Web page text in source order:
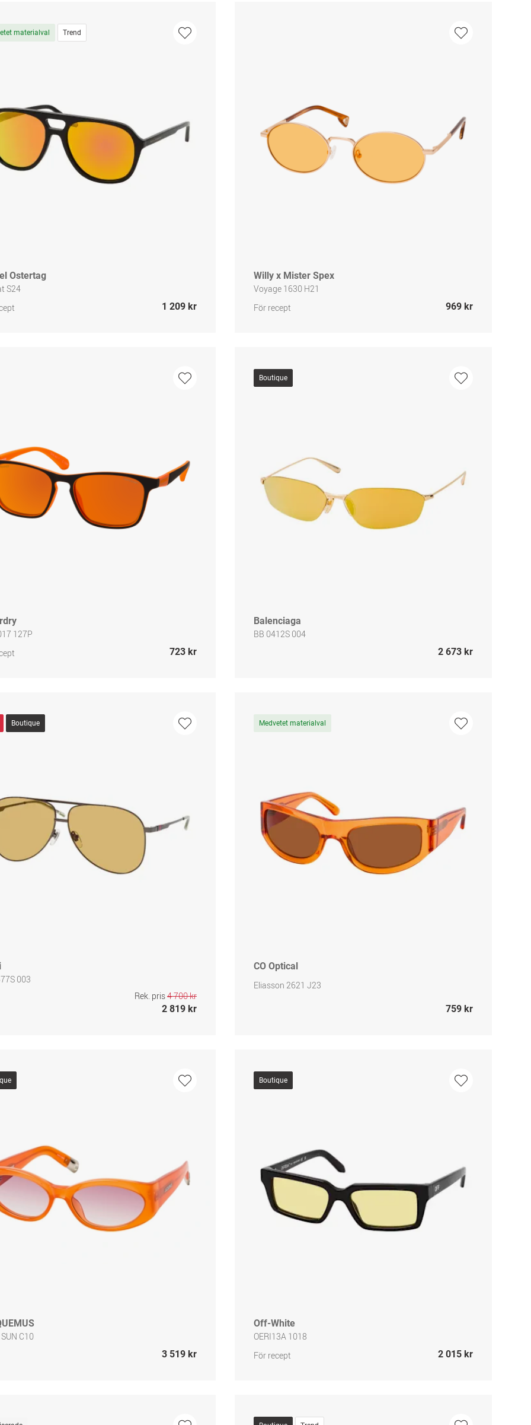
materialval Trend
Ostertag
S24
1 209 kr
Willy x Mister Spex
Voyage 1630 H21
För recept
969 kr
127P
723 kr
Boutique
Balenciaga
BB 0412S 004
2 673 kr
Boutique
003
Rek. pris4 700 kr
2 819 kr
Medvetet materialval
CO Optical
Eliasson 2621 J23
759 kr
C10
3 519 kr
Boutique
Off-White
OERI13A 1018
För recept
2 015 kr